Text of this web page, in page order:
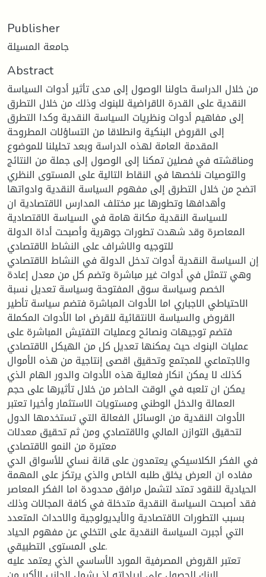
Publisher
جامعة المسيلة
Abstract
من خلال الدراسة حاولنا الوصول إلى مدى تأثير أدوات السياسة
النقدية على القدرة الاقراضية للبنوك وذلك من خلال التطرق
إلى مفاهيم أدوات ونظريات السياسة النقدية وكدا التطرق
إلى القروض البنكية وانطلاقا من التساؤلات المطروحة
المقدمة العامة لهذه الدراسة وبعد تحليلنا للموضوع
ومناقشته في فصلين تمكنا إلى الوصول إلى جملة من النتائج
والتوصيات نلخصها في النقاط التالية على المستوى النظري
اتضح من خلال التطرق إلى مفهوم السياسة النقدية وادواتها
وأهدافها وتطورها عبر مختلف المدارس الاقتصادية ان
للسياسة النقدية مكانة هامة في السياسة الاقتصادية
المعاصرة وقد شهدت تطورات جوهرية وأصبحت أداة الدولة
للتوجيه والاشراف على النشاط الاقتصادي
إن السياسة النقدية أدوات تدخل الدولة في النشاط الاقتصادي
وهي تتمثل في أدوات غير مباشرة وتضم كل من معدل إعادة
الخصم وسياسة سوق المفتوحة وسياسة تعديل نسبة
الاحتياطي الاجباري اما الأدوات المباشرة فتضم سياسة تأطير
القروض والسياسة الانتقائية للقرض اما الأدوات المكملة
فتضم توجيهات ونصائح وعمليات التفتيش المباشرة على
عمليات البنوك حيث يمكنها تعديل كل من الهيكل الاقتصادي
والاجتماعي للمجتمع وتحقيق اقصى إنتاجية من هذه الأموال
كذلك لا يمكن انكار فعالية هذه الأدوات والدور الهام الذي
يمكن ان تلعبه في الوقت الحاضر من خلال تأثيرها على حجم
العمالة والدخل الوطني ومستويات الاستثمار وأخيرا تعتبر
الأدوات النقدية من الوسائل الفعالة التي تستخدمها الدول
لتحقيق التوازن المالي والاقتصادي ومن ثم تحقيق معدلات
معتبرة من النمو الاقتصادي
في الفكر الكلاسيكي يعتمدون على قانة نساي للأسواق الدي
مفاده ان العرض يخلق طلبه الخاص والذي يرتكز على المهمة
الحيادية للنقود تمتد لتشمل مرافق محدودة اما الفكر المعاصر
فقد أصبحت السياسة النقدية متدخلة في كافة المجالات وذلك
بسبب التطورات الاقتصادية والأيديولوجية والاحداث المتعدد
التي أجبرت السياسة النقدية على التخلي عن مفهوم الحياد
على المستوى التطبيقي.
تعتبر القروض المصرفية المورد الأساسي الذي يعتمد عليه